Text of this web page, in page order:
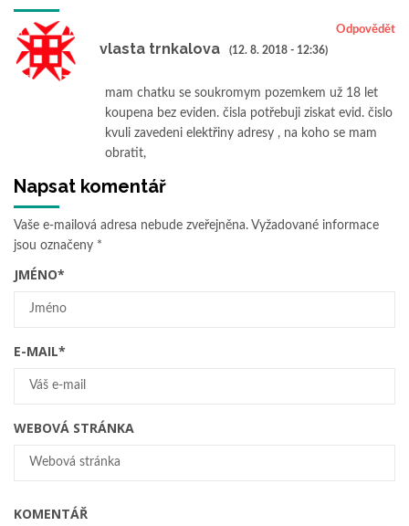
vlasta trnkalova (12. 8. 2018 - 12:36)
Odpovědět
mam chatku se soukromym pozemkem už 18 let
koupena bez eviden. čisla potřebuji ziskat evid. čislo
kvuli zavedeni elektřiny adresy , na koho se mam
obratit,
Napsat komentář
Vaše e-mailová adresa nebude zveřejněna. Vyžadované informace
jsou označeny *
JMÉNO*
E-MAIL*
WEBOVÁ STRÁNKA
KOMENTÁŘ